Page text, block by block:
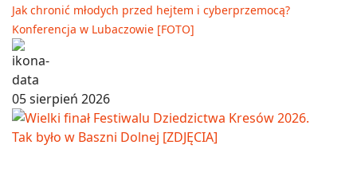
Jak chronić młodych przed hejtem i cyberprzemocą?
Konferencja w Lubaczowie [FOTO]
05 sierpień 2026